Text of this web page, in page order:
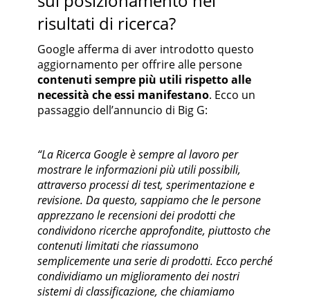
risultati di ricerca?
Google afferma di aver introdotto questo
aggiornamento per offrire alle persone
contenuti sempre più utili rispetto alle
necessità che essi manifestano. Ecco un
passaggio dell’annuncio di Big G:
“La Ricerca Google è sempre al lavoro per
mostrare le informazioni più utili possibili,
attraverso processi di test, sperimentazione e
revisione. Da questo, sappiamo che le persone
apprezzano le recensioni dei prodotti che
condividono ricerche approfondite, piuttosto che
contenuti limitati che riassumono
semplicemente una serie di prodotti. Ecco perché
condividiamo un miglioramento dei nostri
sistemi di classificazione, che chiamiamo